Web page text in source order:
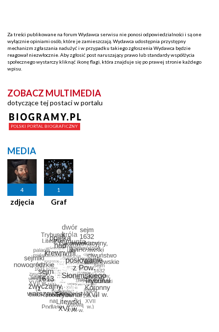
Za treści publikowane na forum Wydawca serwisu nie ponosi odpowiedzialności i są one
wyłącznie opiniami osób, które je zamieszczają. Wydawca udostępnia przystępny
mechanizm zgłaszania nadużyć i w przypadku takiego zgłoszenia Wydawca będzie
reagował niezwłocznie. Aby zgłosić post naruszający prawo lub standardy współżycia
społecznego wystarczy kliknąć ikonę flagi, która znajduje się po prawej stronie każdego
wpisu.
ZOBACZ MULTIMEDIA
dotyczące tej postaci w portalu
MEDIA
4
zdjęcia
1
Graf